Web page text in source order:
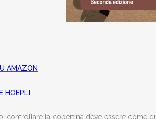
AMAZON
HOEPLI
controllare la copertina deve essere come